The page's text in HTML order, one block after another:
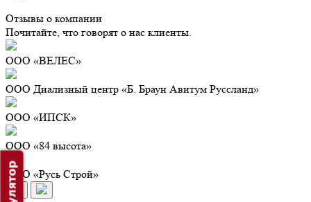
Отзывы о компании
Почитайте, что говорят о нас клиенты.
ООО «ВЕЛЕС»
ООО Диализный центр «Б. Браун Авитум Руссланд»
ООО «ИПСК»
ООО «84 высота»
ООО «Русь Строй»